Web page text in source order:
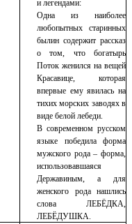
и легендами:
Одна из наиболее
любопытных старинных
былин содержит рассказ
о том, что богатырь
Поток женился на вещей
Красавице, которая
впервые ему явилась на
тихих морских заводях в
виде белой лебеди.
В современном русском
языке победила форма
мужского рода – форма,
использовавшаяся
Державиным, а для
женского рода нашлись
слова ЛЕБЁДКА,
ЛЕБЁДУШКА.